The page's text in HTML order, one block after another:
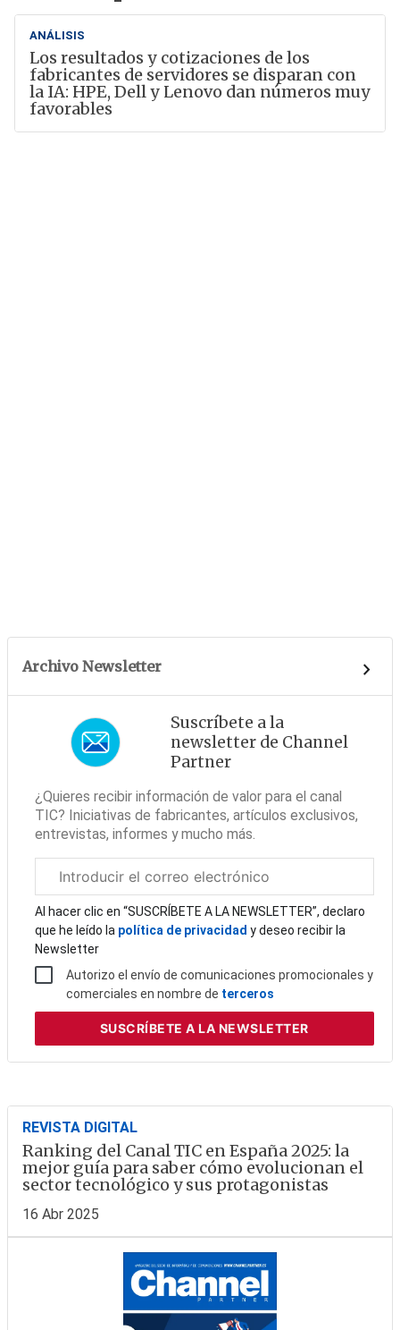
ANÁLISIS
Los resultados y cotizaciones de los
fabricantes de servidores se disparan con
la IA: HPE, Dell y Lenovo dan números muy
favorables
Archivo Newsletter
Suscríbete a la
newsletter de Channel
Partner
¿Quieres recibir información de valor para el canal
TIC? Iniciativas de fabricantes, artículos exclusivos,
entrevistas, informes y mucho más.
electrónico
corporativo
Al hacer clic en “SUSCRÍBETE A LA NEWSLETTER”, declaro
que he leído la política de privacidad y deseo recibir la
Newsletter
Autorizo el envío de comunicaciones promocionales y
comerciales en nombre de terceros
SUSCRÍBETEA LA NEWSLETTER
REVISTA DIGITAL
Ranking del Canal TIC en España 2025: la
mejor guía para saber cómo evolucionan el
sector tecnológico y sus protagonistas
16 Abr 2025